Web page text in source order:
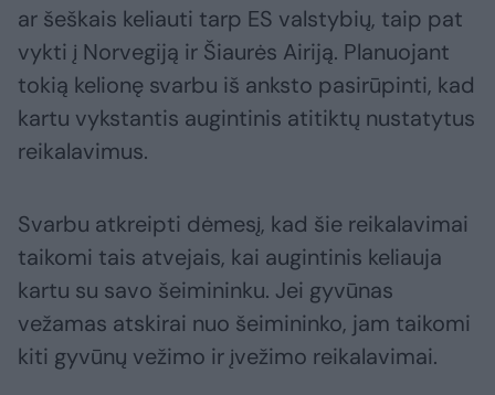
ar šeškais keliauti tarp ES valstybių, taip pat
vykti į Norvegiją ir Šiaurės Airiją. Planuojant
tokią kelionę svarbu iš anksto pasirūpinti, kad
kartu vykstantis augintinis atitiktų nustatytus
reikalavimus.
Svarbu atkreipti dėmesį, kad šie reikalavimai
taikomi tais atvejais, kai augintinis keliauja
kartu su savo šeimininku. Jei gyvūnas
vežamas atskirai nuo šeimininko, jam taikomi
kiti gyvūnų vežimo ir įvežimo reikalavimai.